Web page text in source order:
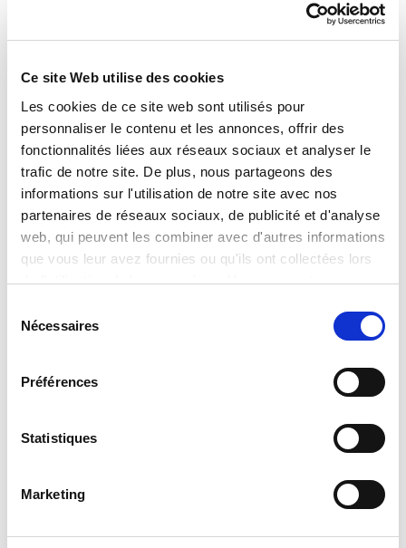
Ce site Web utilise des cookies
Les cookies de ce site web sont utilisés pour
personnaliser le contenu et les annonces, offrir des
fonctionnalités liées aux réseaux sociaux et analyser le
trafic de notre site. De plus, nous partageons des
informations sur l'utilisation de notre site avec nos
partenaires de réseaux sociaux, de publicité et d'analyse
web, qui peuvent les combiner avec d'autres informations
que vous leur avez fournies ou qu'ils ont collectées lors
de l’utilisation de leurs services. Vous consentez aux
De plus amples informations peuvent être trouvées dans
Nécessaires
Préférences
Statistiques
Marketing
La déclaration de politique générale fournit des
informations sur nos structures et les mesures que
éthique, social et respectueux de l'environnement
dans tous nos domaines d'activité et dans les chaînes
d'approvisionnement correspondantes.
Déclaration de politique générale
Canal d’intégrité HARTMANN
Vous avez la possibilité de faire part de vos
préoccupations, même de manière anonyme
tous. Les signalements peuvent être effectués